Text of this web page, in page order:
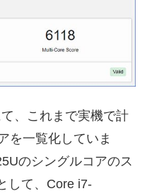
、これまで実機で計
を一覧化していま
のシングルコアのス
して、Core i7-